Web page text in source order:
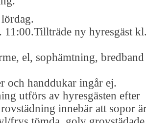
11:00.Tillträde ny hyresgäst
el, sophämtning, bredband
och handdukar ingår ej.
utförs av hyresgästen efter
innebär att sopor